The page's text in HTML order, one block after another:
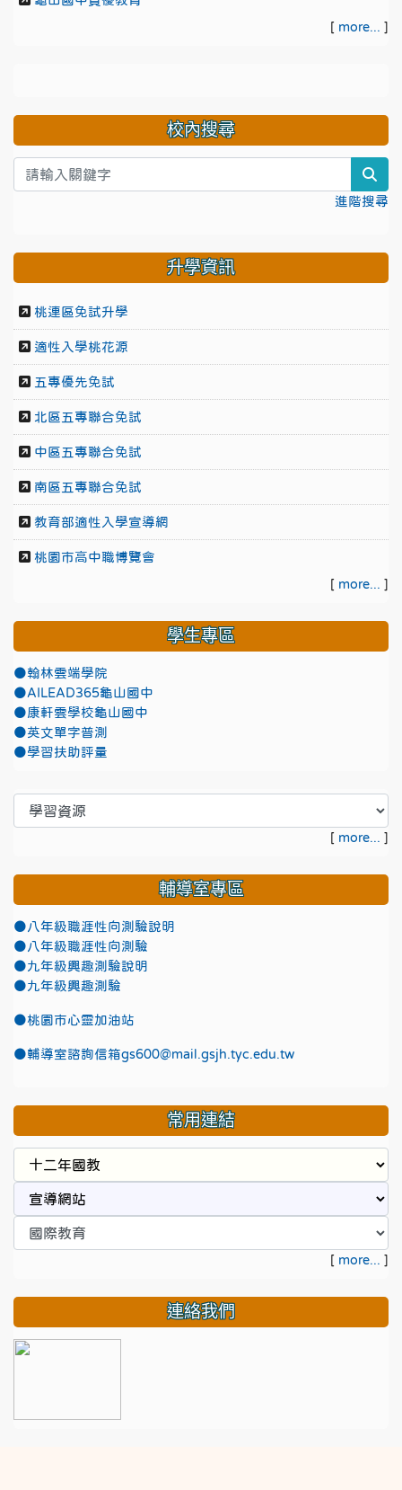
[ more... ]
校內搜尋
進階搜尋
升學資訊
桃連區免試升學
適性入學桃花源
五專優先免試
北區五專聯合免試
中區五專聯合免試
南區五專聯合免試
教育部適性入學宣導網
桃園市高中職博覽會
[ more... ]
學生專區
●翰林雲端學院
●AILEAD365龜山國中
●康軒雲學校龜山國中
●英文單字普測
●學習扶助評量
[ more... ]
輔導室專區
●八年級職涯性向測驗說明
●八年級職涯性向測驗
●九年級興趣測驗說明
●九年級興趣測驗
●桃園市心靈加油站
●輔導室諮詢信箱gs600@mail.gsjh.tyc.edu.tw
常用連結
[ more... ]
連絡我們